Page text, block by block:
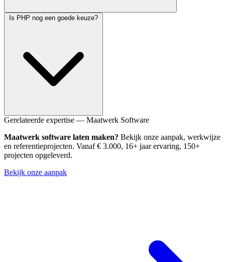
De focus op developer experience. Elke feature is geoptimaliseerd
Is PHP nog een goede keuze?
Absoluut. PHP draait op meer dan 75% van het web. Laravel biedt
combinatie is bewezen, schaalbaar en onderhoudbaar.
Gerelateerde expertise — Maatwerk Software
Maatwerk software laten maken? Bekijk onze aanpak, werkwijze
en referentieprojecten. Vanaf € 3.000, 16+ jaar ervaring, 150+
projecten opgeleverd.
Bekijk onze aanpak